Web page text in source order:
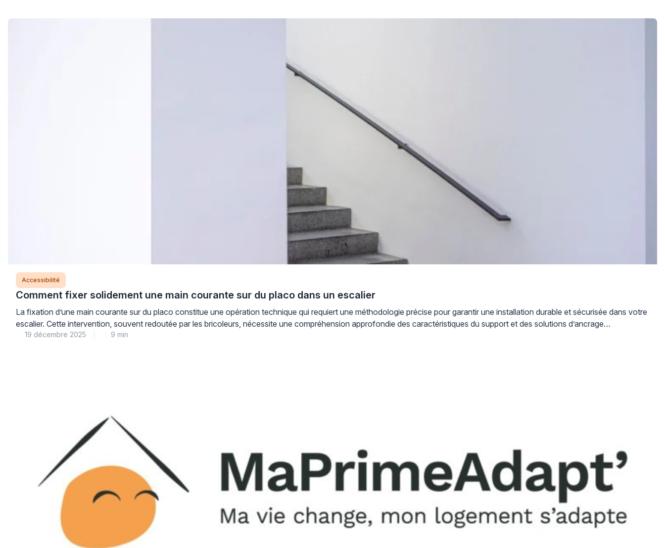
Accessibilité
Comment fixer solidement une main courante sur du placo dans un escalier
La fixation d’une main courante sur du placo constitue une opération technique qui requiert une méthodologie précise pour garantir une installation durable et sécurisée dans votre
escalier. Cette intervention, souvent redoutée par les bricoleurs, nécessite une compréhension approfondie des caractéristiques du support et des solutions d’ancrage
appropriées. En effet, les plaques de plâtre présentent des […]
19 décembre 2025 9 min